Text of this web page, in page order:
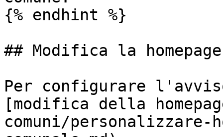
{% endhint %}
## Modifica la homepage
Per configurare
[modifica della
comuni/personalizzare-